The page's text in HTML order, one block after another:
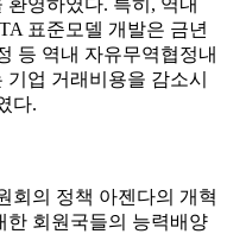
영하였다. 특히, 역내
표준모델 개발은 금년
등 역내 자유무역협정내
업 거래비용을 감소시
다.
회의 정책 아젠다의 개혁
한 회원국들의 능력배양